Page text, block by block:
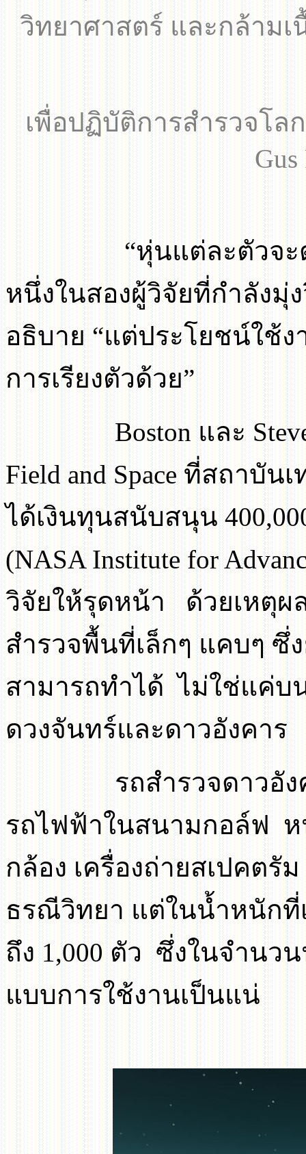
วิทยาศาสตร์ และกล้าม
เพื่อปฏิบัติการสำรวจโล
“หุ่นแต่ละตัวจ
หนึ่งในสองผู้วิจัยที่กำลังมุ่
อธิบาย“แต่ประโยชน์ใช้
การเรียงตัวด้วย”
Bostonและ
Field and Spaceที่สถาบัน
ได้เงินทุนสนับสนุน
(NASA Institute for
วิจัยให้รุดหน้า ด้วยเหตุผ
สำรวจพื้นที่เล็กๆ แคบๆ
สามารถทำได้ ไม่ใช่แค่บ
ดวงจันทร์และดาวอังคาร
รถสำรวจดาวอังคา
รถไฟฟ้าในสนามกอล์ฟ
กล้อง เครื่องถ่ายสเปคตรั
ธรณีวิทยา แต่ในน้ำหนักที่
ถึง1,000ตัว ซึ่งในจำนว
แบบการใช้งานเป็นแน่